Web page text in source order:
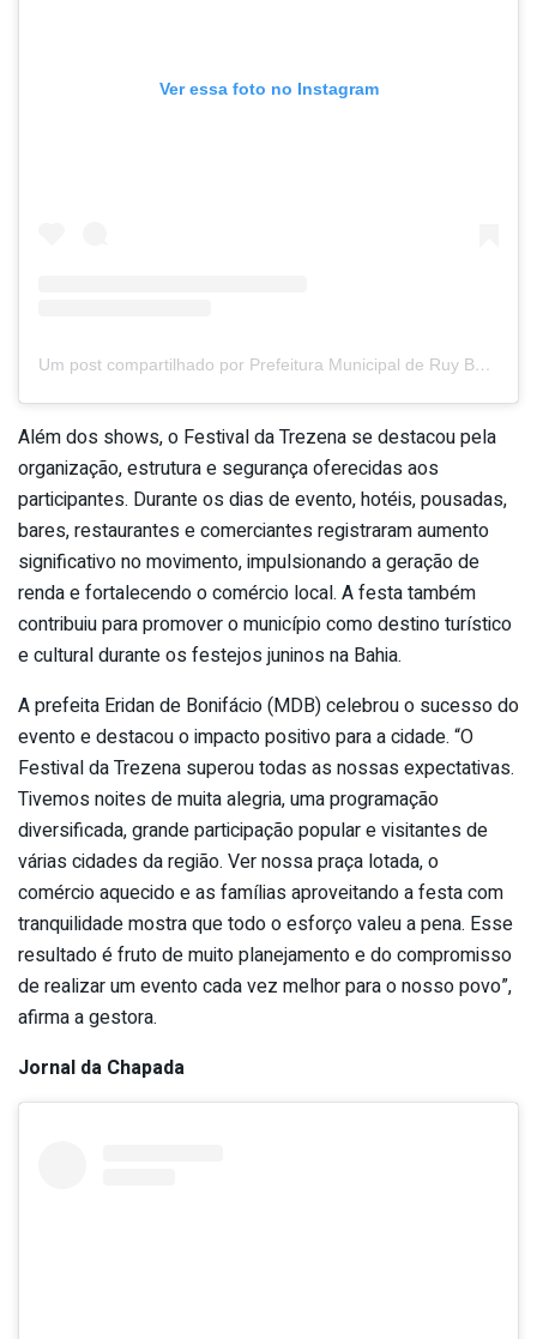
Ver essa foto no Instagram
Um post compartilhado por Prefeitura Municipal de Ruy Barbosa (@prefruy)
Além dos shows, o Festival da Trezena se destacou pela
organização, estrutura e segurança oferecidas aos
participantes. Durante os dias de evento, hotéis, pousadas,
bares, restaurantes e comerciantes registraram aumento
significativo no movimento, impulsionando a geração de
renda e fortalecendo o comércio local. A festa também
contribuiu para promover o município como destino turístico
e cultural durante os festejos juninos na Bahia.
A prefeita Eridan de Bonifácio (MDB) celebrou o sucesso do
evento e destacou o impacto positivo para a cidade. “O
Festival da Trezena superou todas as nossas expectativas.
Tivemos noites de muita alegria, uma programação
diversificada, grande participação popular e visitantes de
várias cidades da região. Ver nossa praça lotada, o
comércio aquecido e as famílias aproveitando a festa com
tranquilidade mostra que todo o esforço valeu a pena. Esse
resultado é fruto de muito planejamento e do compromisso
de realizar um evento cada vez melhor para o nosso povo”,
afirma a gestora.
Jornal da Chapada